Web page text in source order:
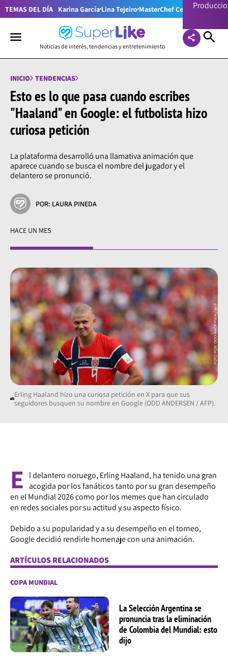
TEMAS DEL DÍA Karina García Lina Tejeiro MasterChef Celebrity
Noticias de interés, tendencias y entretenimiento
INICIO TENDENCIAS
Esto es lo que pasa cuando escribes
"Haaland" en Google: el futbolista hizo
curiosa petición
La plataforma desarrolló una llamativa animación que
aparece cuando se busca el nombre del jugador y el
delantero se pronunció.
POR: LAURA PINEDA
HACE UN MES
Erling Haaland hizo una curiosa petición en X para que sus
seguidores busquen su nombre en Google (ODD ANDERSEN / AFP).
E
l delantero noruego, Erling Haaland, ha tenido una gran
acogida por los fanáticos tanto por su gran desempeño
en el Mundial 2026 como por los memes que han circulado
en redes sociales por su actitud y su aspecto físico.
Debido a su popularidad y a su desempeño en el torneo,
Google decidió rendirle homenaje con una animación.
ARTÍCULOS RELACIONADOS
COPA MUNDIAL
La Selección Argentina se
pronuncia tras la eliminación
de Colombia del Mundial: esto
dijo